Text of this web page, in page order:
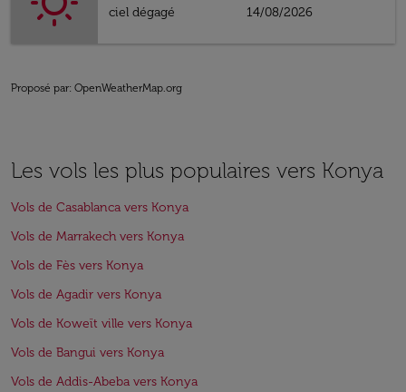
ciel dégagé
14/08/2026
Proposé par: OpenWeatherMap.org
Les vols les plus populaires vers Konya
Vols de Casablanca vers Konya
Vols de Marrakech vers Konya
Vols de Fès vers Konya
Vols de Agadir vers Konya
Vols de Koweït ville vers Konya
Vols de Bangui vers Konya
Vols de Addis-Abeba vers Konya